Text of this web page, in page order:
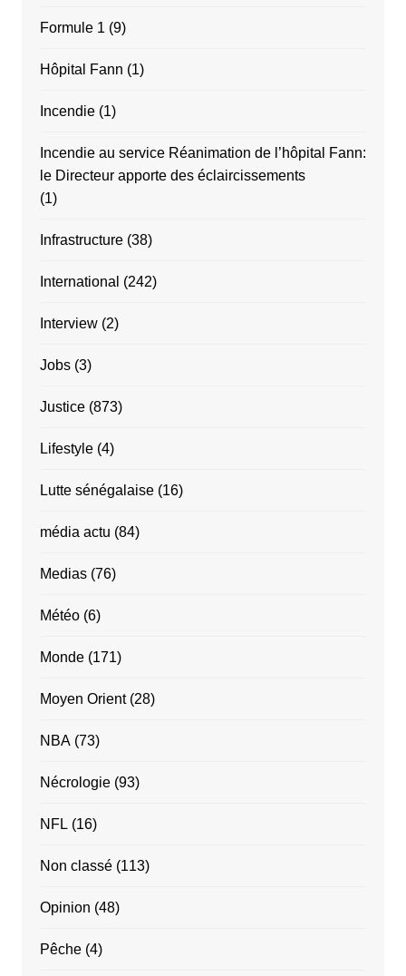
Formule 1 (9)
Hôpital Fann (1)
Incendie(1)
Incendie au service Réanimation de l’hôpital Fann:
le Directeur apporte des éclaircissements
(1)
Infrastructure(38)
International (242)
Interview(2)
Jobs(3)
Justice(873)
Lifestyle(4)
Lutte sénégalaise(16)
média actu (84)
Medias(76)
Météo(6)
Monde(171)
Moyen Orient(28)
NBA(73)
Nécrologie(93)
NFL (16)
Non classé(113)
Opinion (48)
Pêche(4)